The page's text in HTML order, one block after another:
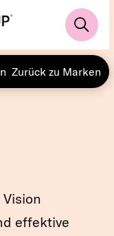
Zurück zu Marken
effektive